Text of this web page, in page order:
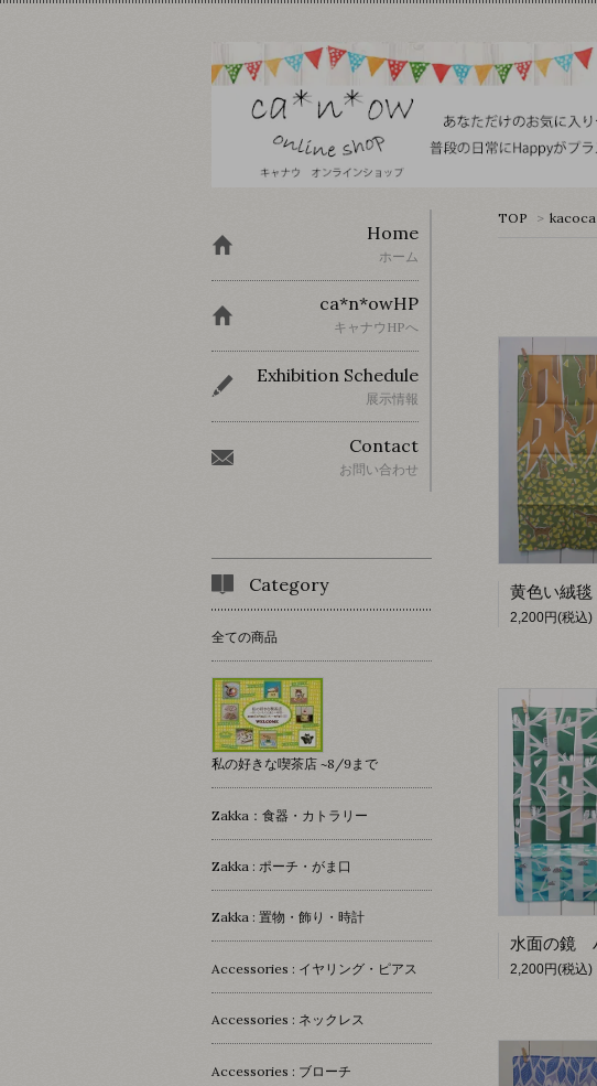
TOP > kacoca
2,200円(税込)
2,200円(税込)
Home
ホーム
ca*n*owHP
キャナウHPへ
Exhibition Schedule
展示情報
Contact
お問い合わせ
Category
全ての商品
私の好きな喫茶店 ~8/9まで
Zakka：食器・カトラリー
Zakka : ポーチ・がま口
Zakka : 置物・飾り・時計
Accessories : イヤリング・ピアス
Accessories : ネックレス
Accessories : ブローチ